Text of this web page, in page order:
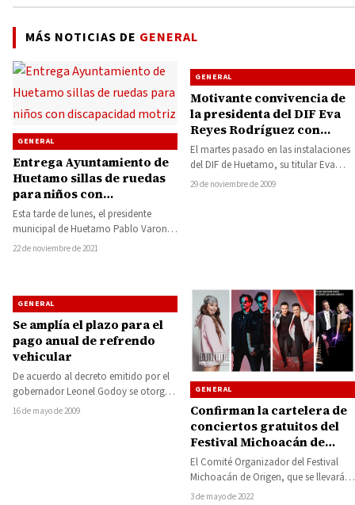
MÁS NOTICIAS DE GENERAL
GENERAL
Entrega Ayuntamiento de
Huetamo sillas de ruedas
para niños con
discapacidad motriz
Esta tarde de lunes, el presidente
municipal de Huetamo Pablo Varona
Estrada, en compañía de la presidenta
22 de noviembre de 2021
GENERAL
Motivante convivencia de
la presidenta del DIF Eva
Reyes Rodríguez con
pacientes en
rehabilitación
El martes pasado en las instalaciones
del DIF de Huetamo, su titular Eva
Reyes Rodríguez, convivió
29 de noviembre de 2009
GENERAL
Se amplía el plazo para el
pago anual de refrendo
vehicular
De acuerdo al decreto emitido por el
gobernador Leonel Godoy se otorga
una pórroga de un mes a…
16 de mayo de 2009
GENERAL
Confirman la cartelera de
conciertos gratuitos del
Festival Michoacán de
Origen
El Comité Organizador del Festival
Michoacán de Origen, que se llevará a
cabo del 5 al 21 de…
3 de mayo de 2022